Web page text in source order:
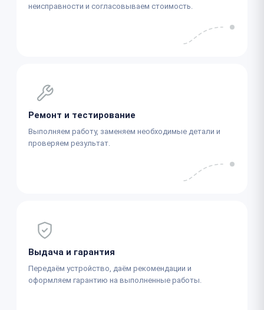
неисправности и согласовываем стоимость.
Ремонт и тестирование
Выполняем работу, заменяем необходимые детали и
проверяем результат.
Выдача и гарантия
Передаём устройство, даём рекомендации и
оформляем гарантию на выполненные работы.